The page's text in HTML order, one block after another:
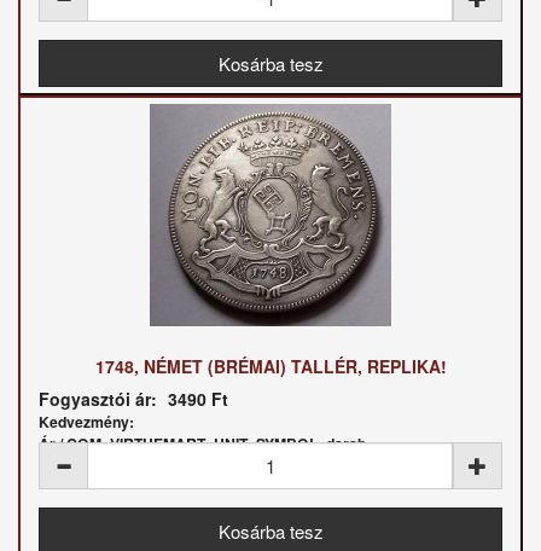
1748, NÉMET (BRÉMAI) TALLÉR, REPLIKA!
Fogyasztói ár: 3490 Ft
Kedvezmény:
Ár / COM_VIRTUEMART_UNIT_SYMBOL_darab: